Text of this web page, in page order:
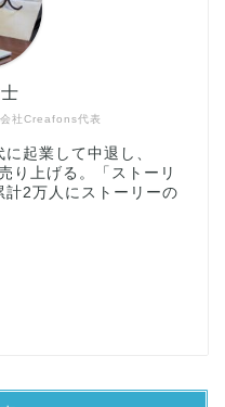
社Creafons代表
起業して中退し、
り上げる。「ストーリ
計2万人にストーリーの